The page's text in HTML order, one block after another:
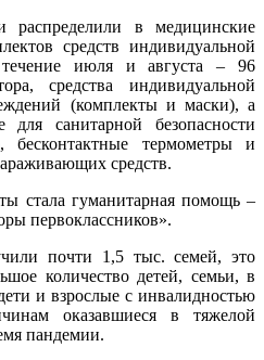
в медицинские
средств индивидуальной
июля и августа – 96
средства индивидуальной
(комплекты и маски), а
для санитарной безопасности
бесконтактные термометры и
средств.
стала гуманитарная помощь –
первоклассников».
почти 1,5 тыс. семей, это
количество детей, семьи, в
и взрослые с инвалидностью
оказавшиеся в тяжелой
пандемии.